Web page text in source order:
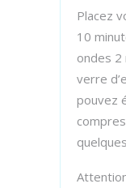
Placez
10
ondes 2
verre
pouvez